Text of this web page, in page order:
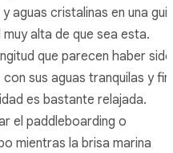
aguas cristalinas en una
alta de que sea esta.
que parecen haber sido
sus aguas tranquilas y
es bastante relajada.
el paddleboarding o
mientras la brisa marina